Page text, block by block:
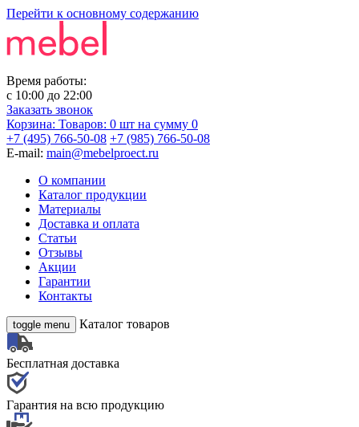
Перейти к основному содержанию
Время работы:
с 10:00 до 22:00
Заказать звонок
Корзина: Товаров: 0 шт на сумму 0
+7 (495) 766-50-08 +7 (985) 766-50-08
E-mail: main@mebelproect.ru
О компании
Каталог продукции
Материалы
Доставка и оплата
Статьи
Отзывы
Акции
Гарантии
Контакты
toggle menu Каталог товаров
Бесплатная доставка
Гарантия на всю продукцию